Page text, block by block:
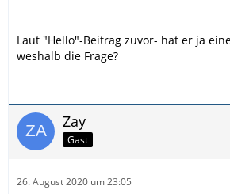
Laut "Hello"-Beitrag zuvor- hat er ja
weshalb die Frage?
Zay
Gast
26. August 2020 um 23:05